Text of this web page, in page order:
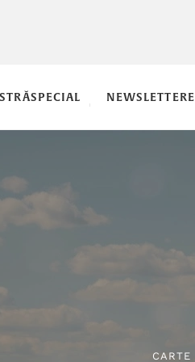
SPECIAL NEWSLETTERE
CARTE